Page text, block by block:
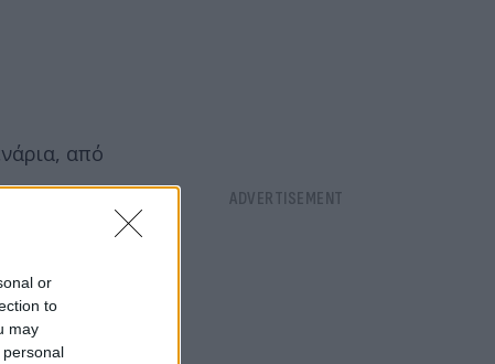
or
to
may
από